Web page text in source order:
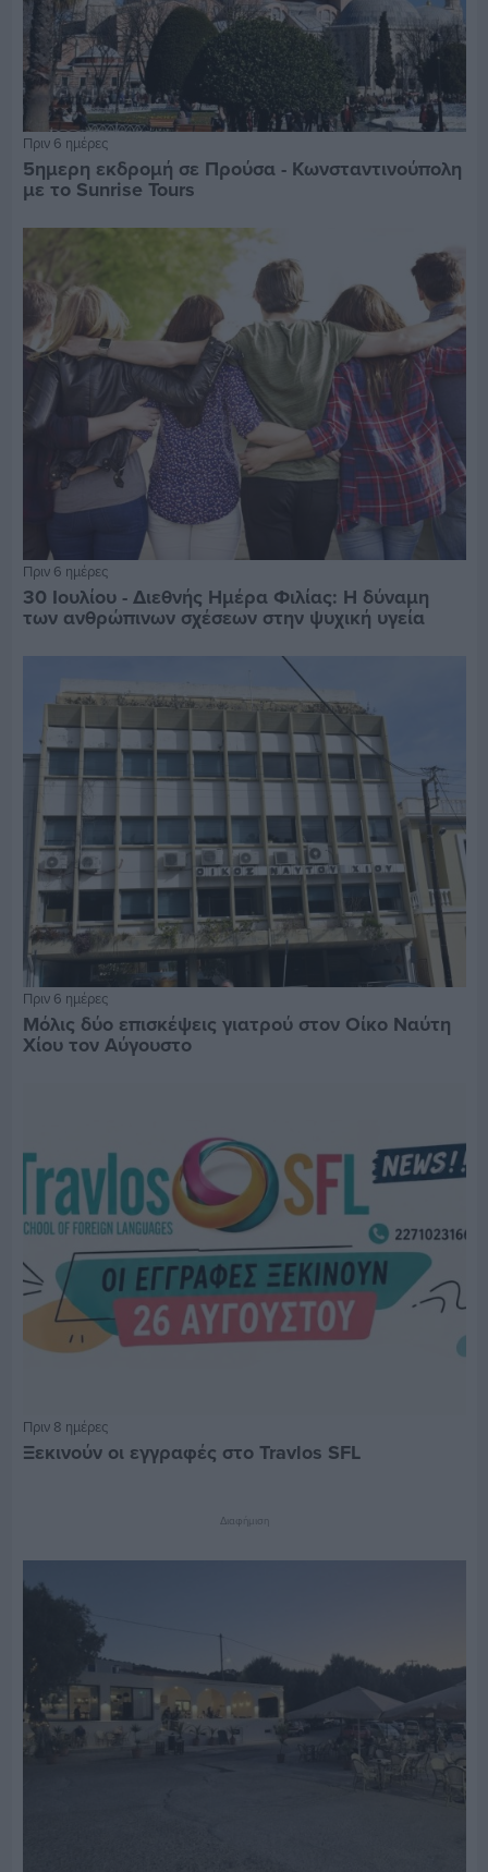
Πριν 6 ημέρες
5ημερη εκδρομή σε Προύσα - Κωνσταντινούπολη
με το Sunrise Tours
Πριν 6 ημέρες
30 Ιουλίου - Διεθνής Ημέρα Φιλίας: Η δύναμη
των ανθρώπινων σχέσεων στην ψυχική υγεία
Πριν 6 ημέρες
Μόλις δύο επισκέψεις γιατρού στον Οίκο Ναύτη
Χίου τον Αύγουστο
Πριν 8 ημέρες
Ξεκινούν οι εγγραφές στο Travlos SFL
Διαφήμιση